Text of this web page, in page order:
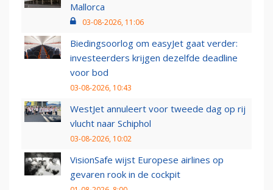
Mallorca
03-08-2026, 11:06
Biedingsoorlog om easyJet gaat verder:
investeerders krijgen dezelfde deadline
voor bod
03-08-2026, 10:43
WestJet annuleert voor tweede dag op rij
vlucht naar Schiphol
03-08-2026, 10:02
VisionSafe wijst Europese airlines op
gevaren rook in de cockpit